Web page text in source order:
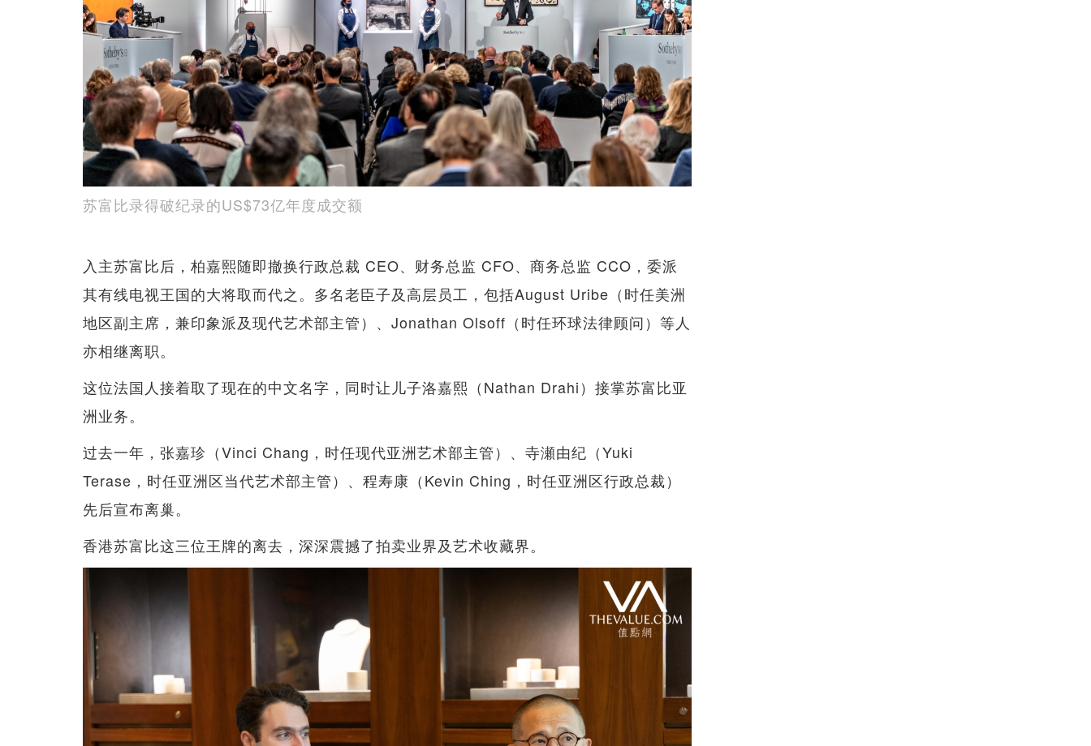
苏富比录得破纪录的US$73亿年度成交额
入主苏富比后，柏嘉熙随即撤换行政总裁 CEO、财务总监 CFO、商务总监 CCO，委派
其有线电视王国的大将取而代之。多名老臣子及高层员工，包括August Uribe（时任美洲
地区副主席，兼印象派及现代艺术部主管）、Jonathan Olsoff（时任环球法律顾问）等人
亦相继离职。
这位法国人接着取了现在的中文名字，同时让儿子洛嘉熙（Nathan Drahi）接掌苏富比亚
洲业务。
过去一年，张嘉珍（Vinci Chang，时任现代亚洲艺术部主管）、寺瀬由纪（Yuki
Terase，时任亚洲区当代艺术部主管）、程寿康（Kevin Ching，时任亚洲区行政总裁）
先后宣布离巢。
香港苏富比这三位王牌的离去，深深震撼了拍卖业界及艺术收藏界。